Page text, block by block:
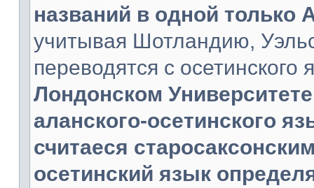
названий в одной только
учитывая Шотландию,
переводятся с осетинского
Лондонском
аланского-осетинского
считаеся
осетинский язык